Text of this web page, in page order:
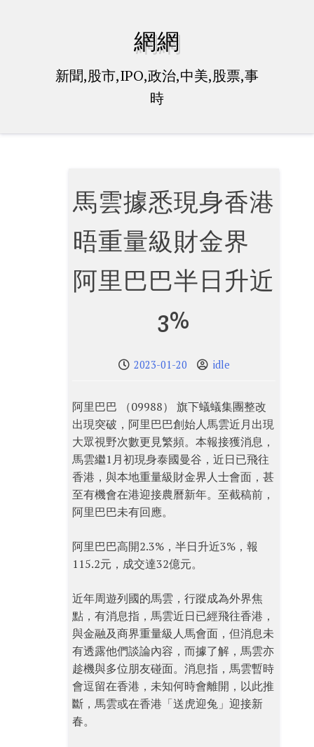
網網
新聞,股市,IPO,政治,中美,股票,事
時
馬雲據悉現身香港
晤重量級財金界
阿里巴巴半日升近
3%
2023-01-20 idle
阿里巴巴 （09988） 旗下蟻蟻集團整改
出現突破，阿里巴巴創始人馬雲近月出現
大眾視野次數更見繁頻。本報接獲消息，
馬雲繼1月初現身泰國曼谷，近日已飛往
香港，與本地重量級財金界人士會面，甚
至有機會在港迎接農曆新年。至截稿前，
阿里巴巴未有回應。
阿里巴巴高開2.3%，半日升近3%，報
115.2元，成交達32億元。
近年周遊列國的馬雲，行蹤成為外界焦
點，有消息指，馬雲近日已經飛往香港，
與金融及商界重量級人馬會面，但消息未
有透露他們談論內容，而據了解，馬雲亦
趁機與多位朋友碰面。消息指，馬雲暫時
會逗留在香港，未知何時會離開，以此推
斷，馬雲或在香港「送虎迎兔」迎接新
春。